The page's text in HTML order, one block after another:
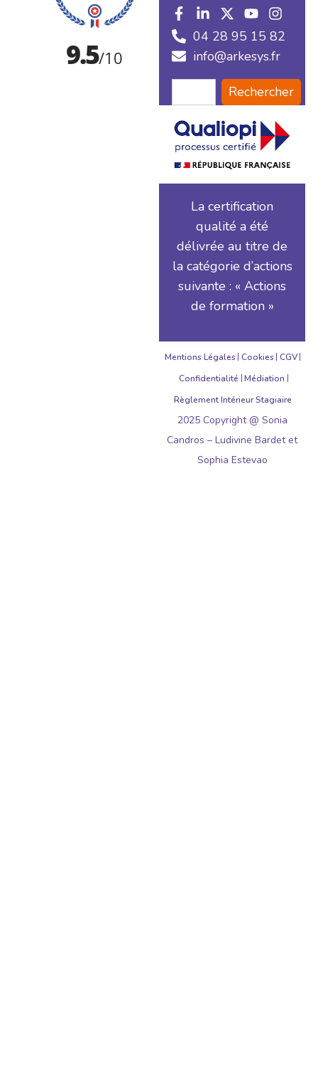
04 28 95 15 82
info@arkesys.fr
Rechercher
La certification
qualité a été
délivrée au titre de
la catégorie d’actions
suivante : « Actions
de formation »
Mentions Légales Cookies CGV
Confidentialité Médiation
Règlement Intérieur Stagiaire
2025 Copyright @ Sonia
Candros – Ludivine Bardet et
Sophia Estevao